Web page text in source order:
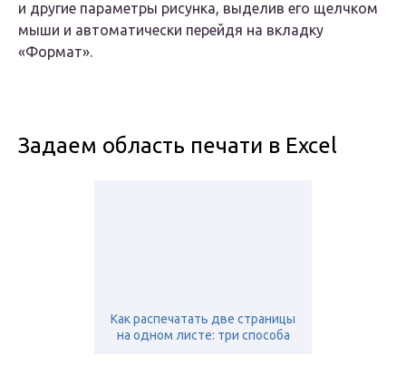
и другие параметры рисунка, выделив его щелчком
мыши и автоматически перейдя на вкладку
«Формат».
Задаем область печати в Excel
Как распечатать две страницы
на одном листе: три способа